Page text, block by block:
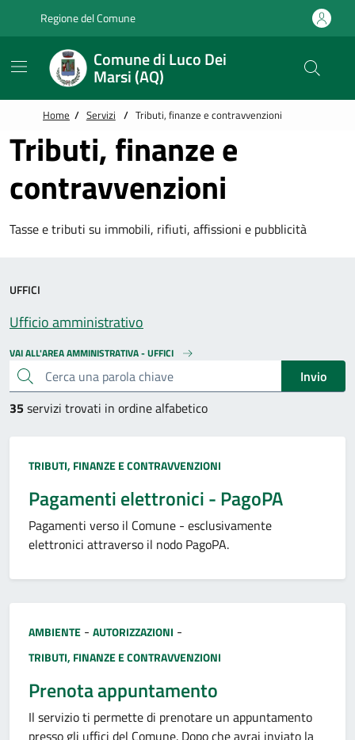
Regione del Comune
Comune di Luco Dei
Marsi (AQ)
Home / Servizi / Tributi, finanze e contravvenzioni
Tributi, finanze e
contravvenzioni
Tasse e tributi su immobili, rifiuti, affissioni e pubblicità
Cerca una parola chiave
Invio
35servizi trovati in ordine alfabetico
Categoria:
TRIBUTI, FINANZE E CONTRAVVENZIONI
Pagamenti elettronici - PagoPA
Pagamenti verso il Comune - esclusivamente
elettronici attraverso il nodo PagoPA.
Categoria:
AMBIENTE - AUTORIZZAZIONI -
TRIBUTI, FINANZE E CONTRAVVENZIONI
Prenota appuntamento
Il servizio ti permette di prenotare un appuntamento
presso gli uffici del Comune. Dopo che avrai inviato la
UFFICI
Ufficio amministrativo
VAI ALL'AREA AMMINISTRATIVA - UFFICI